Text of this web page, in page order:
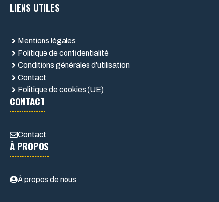
LIENS UTILES
Mentions légales
Politique de confidentialité
Conditions générales d'utilisation
Contact
Politique de cookies (UE)
CONTACT
Contact
À PROPOS
À propos de nous